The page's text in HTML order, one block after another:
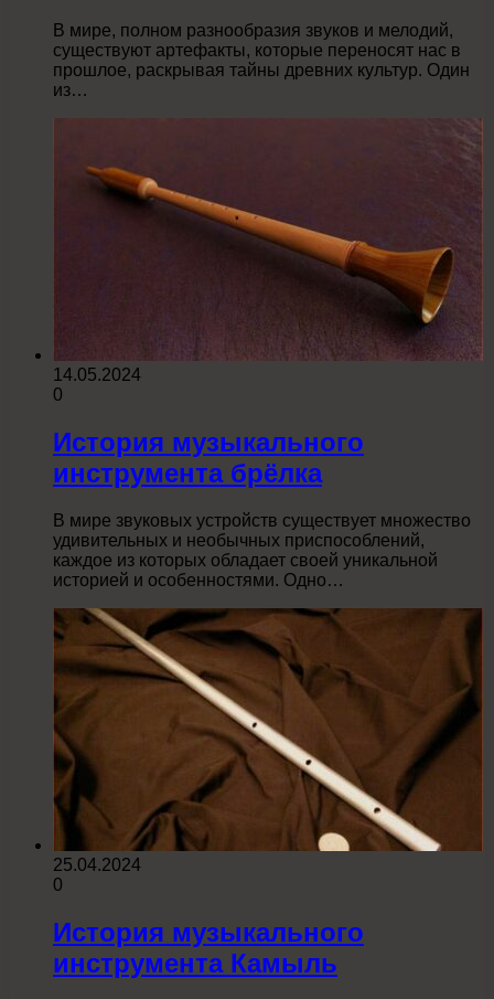
В мире, полном разнообразия звуков и мелодий,
существуют артефакты, которые переносят нас в
прошлое, раскрывая тайны древних культур. Один
из…
14.05.2024
0
История музыкального
инструмента брёлка
В мире звуковых устройств существует множество
удивительных и необычных приспособлений,
каждое из которых обладает своей уникальной
историей и особенностями. Одно…
25.04.2024
0
История музыкального
инструмента Камыль